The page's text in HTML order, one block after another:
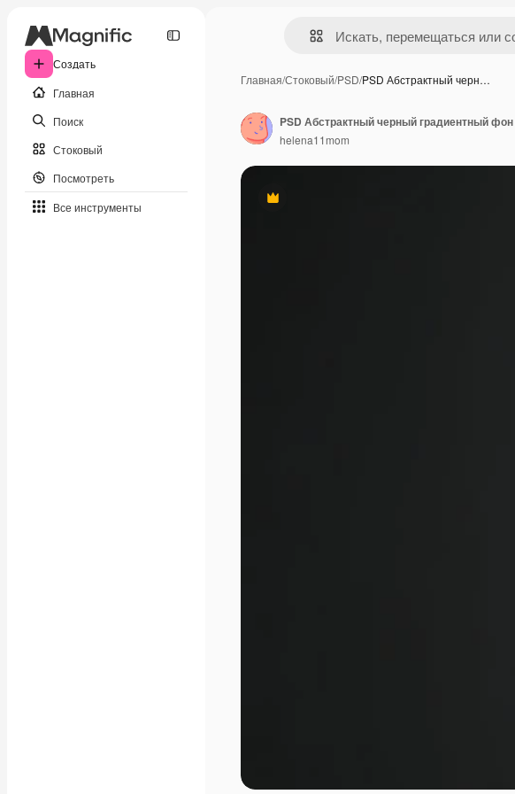
Создать
Главная
Поиск
Стоковый
Посмотреть
Все инструменты
Главная/Стоковый/PSD/PSD Абстрактный черн…
Премиум
helena11mom